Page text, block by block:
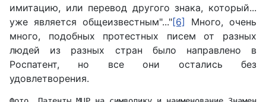
имитацию, или перевод другого знака, который...
уже является общеизвестным"..."[6] Много, очень
много, подобных протестных писем от разных
людей из разных стран было направлено в
Роспатент, но все они остались без
удовлетворения.